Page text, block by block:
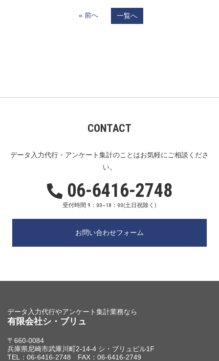
« 前へ 一覧へ
CONTACT
データ入力代行・アンケート集計のことはお気軽にご相談くださ
い。
06-6416-2748
受付時間 9：00~18：00(土日祝除く)
お問い合わせフォーム
データ入力代行やアンケート集計業務なら
有限会社シ・ブリュ
〒660-0084
兵庫県尼崎市武庫川町2-14-4 シ・ブリュビル1F
TEL：06-6416-2748 FAX：06-6416-2749